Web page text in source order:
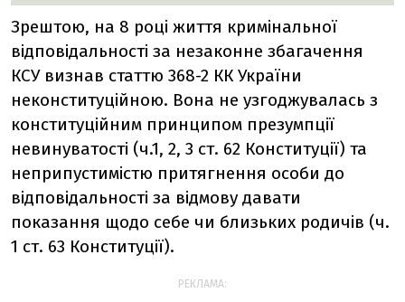
Зрештою, на 8 році життя кримінальної
відповідальності за незаконне збагачення
КСУ визнав статтю 368-2 КК України
неконституційною. Вона не узгоджувалась з
конституційним принципом презумпції
невинуватості (ч.1, 2, 3 ст. 62 Конституції) та
неприпустимістю притягнення особи до
відповідальності за відмову давати
показання щодо себе чи близьких родичів (ч.
1 ст. 63 Конституції).
РЕКЛАМА: